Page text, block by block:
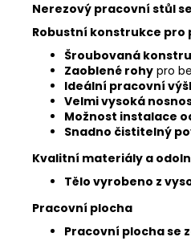
Nerezový pracovní stůl
Robustní konstrukce
Šroubovaná
Zaoblené rohy pro
Ideální pracovní
Velmi vysoká
Možnost instalace
Snadno čistitelný
Kvalitní materiály a
Tělo vyrobeno z
Pracovní plocha
Pracovní plocha se